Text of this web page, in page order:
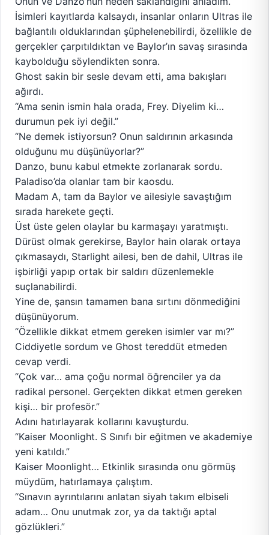
İsimleri kayıtlarda kalsaydı, insanlar onların Ultras ile
bağlantılı olduklarından şüphelenebilirdi, özellikle de
gerçekler çarpıtıldıktan ve Baylor’ın savaş sırasında
kaybolduğu söylendikten sonra.
Ghost sakin bir sesle devam etti, ama bakışları
ağırdı.
“Ama senin ismin hala orada, Frey. Diyelim ki…
durumun pek iyi değil.”
“Ne demek istiyorsun? Onun saldırının arkasında
olduğunu mu düşünüyorlar?”
Danzo, bunu kabul etmekte zorlanarak sordu.
Paladiso’da olanlar tam bir kaosdu.
Madam A, tam da Baylor ve ailesiyle savaştığım
sırada harekete geçti.
Üst üste gelen olaylar bu karmaşayı yaratmıştı.
Dürüst olmak gerekirse, Baylor hain olarak ortaya
çıkmasaydı, Starlight ailesi, ben de dahil, Ultras ile
işbirliği yapıp ortak bir saldırı düzenlemekle
suçlanabilirdi.
Yine de, şansın tamamen bana sırtını dönmediğini
düşünüyorum.
“Özellikle dikkat etmem gereken isimler var mı?”
Ciddiyetle sordum ve Ghost tereddüt etmeden
cevap verdi.
“Çok var… ama çoğu normal öğrenciler ya da
radikal personel. Gerçekten dikkat etmen gereken
kişi… bir profesör.”
Adını hatırlayarak kollarını kavuşturdu.
“Kaiser Moonlight. S Sınıfı bir eğitmen ve akademiye
yeni katıldı.”
Kaiser Moonlight… Etkinlik sırasında onu görmüş
müydüm, hatırlamaya çalıştım.
“Sınavın ayrıntılarını anlatan siyah takım elbiseli
adam… Onu unutmak zor, ya da taktığı aptal
gözlükleri.”